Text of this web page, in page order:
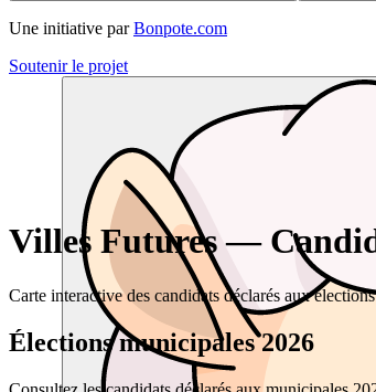
Une initiative par Bonpote.com
Soutenir le projet
Villes Futures —
Carte interactive des candidats déclarés aux
Élections municipales 2026